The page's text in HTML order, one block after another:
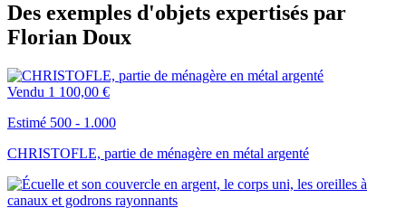
Des exemples d'objets expertisés par
Florian Doux
Vendu 1 100,00 €
Estimé 500 - 1.000
CHRISTOFLE, partie de ménagère en métal argenté